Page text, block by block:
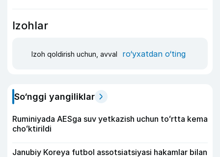
Izohlar
Izoh qoldirish uchun, avval ro‘yxatdan o‘ting
So‘nggi yangiliklar
Ruminiyada AESga suv yetkazish uchun toʻrtta kema
choʻktirildi
Janubiy Koreya futbol assotsiatsiyasi hakamlar bilan